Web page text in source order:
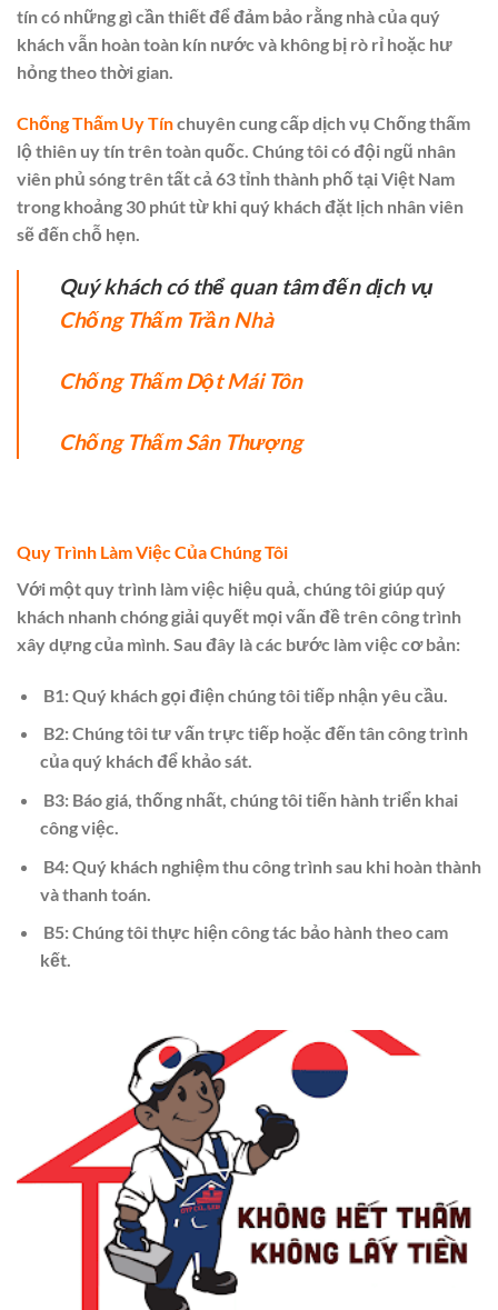
tíncó những gì cần thiết để đảm bảo rằng nhà của quý
khách vẫn hoàn toàn kín nước và không bị rò rỉ hoặc hư
hỏng theo thời gian.
Chống Thấm Uy Tínchuyên cung cấp dịch vụ Chống thấm
lộ thiên uy tín trên toàn quốc. Chúng tôi có đội ngũ nhân
viên phủ sóng trên tất cả 63 tỉnh thành phố tại Việt Nam
trong khoảng 30 phút từ khi quý khách đặt lịch nhân viên
sẽ đến chỗ hẹn.
Quý khách có thể quan tâm đến dịch vụ
Chống Thấm Trần Nhà
Chống Thấm Dột Mái Tôn
Chống Thấm Sân Thượng
​Quy Trình Làm Việc Của Chúng Tôi
Với một quy trình làm việc hiệu quả, chúng tôi giúp quý
khách nhanh chóng giải quyết mọi vấn đề trên công trình
xây dựng của mình. Sau đây là các bước làm việc cơ bản:
B1: Quý khách gọi điện chúng tôi tiếp nhận yêu cầu.
B2: Chúng tôi tư vấn trực tiếp hoặc đến tân công trình
của quý khách để khảo sát.
B3: Báo giá, thống nhất, chúng tôi tiến hành triển khai
công việc.
B4: Quý khách nghiệm thu công trình sau khi hoàn thành
và thanh toán.
B5: Chúng tôi thực hiện công tác bảo hành theo cam
kết.​